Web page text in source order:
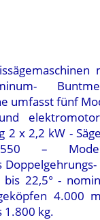
umfasst fünf
2 x 2,2 kW -
550 –
22,5° -
4.000
1.800 kg.